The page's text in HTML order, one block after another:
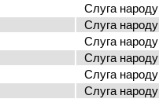
Слуга народу
Слуга народу
Слуга народу
Слуга народу
Слуга народу
Слуга народу